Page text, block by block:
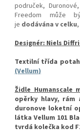
područek,
Freedom může
je dodávána v celku
Designér: Niels
Textilní třída
(Vellum)
Židle Humanscale
opěrky hlavy,
duronove loketní
látka Vellum 101
tvrdá kolečka kod